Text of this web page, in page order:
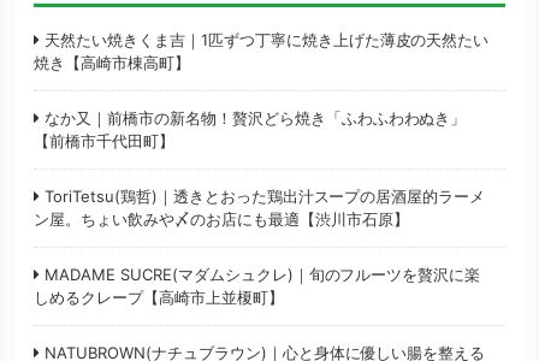
天然たい焼きくま吉｜1匹ずつ丁寧に焼き上げた薄皮の天然たい
焼き【高崎市棟高町】
なか又｜前橋市の新名物！贅沢どら焼き「ふわふわわぬき」
【前橋市千代田町】
ToriTetsu(鶏哲)｜透きとおった鶏出汁スープの居酒屋的ラーメ
ン屋。ちょい飲みや〆のお店にも最適【渋川市石原】
MADAME SUCRE(マダムシュクレ)｜旬のフルーツを贅沢に楽
しめるクレープ【高崎市上並榎町】
NATUBROWN(ナチュブラウン)｜心と身体に優しい腸を整える